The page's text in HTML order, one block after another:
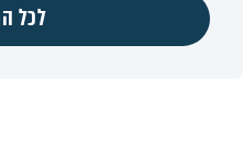
לכל